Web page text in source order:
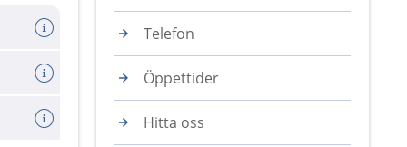
Telefon
Öppettider
Hitta oss